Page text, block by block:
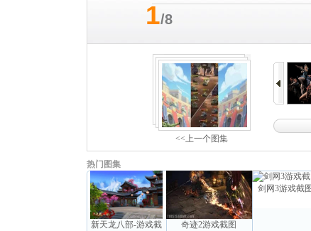
1/8
<<上一个图集
热门图集
新天龙八部-游戏截 奇迹2游戏截图
剑网3游戏截图